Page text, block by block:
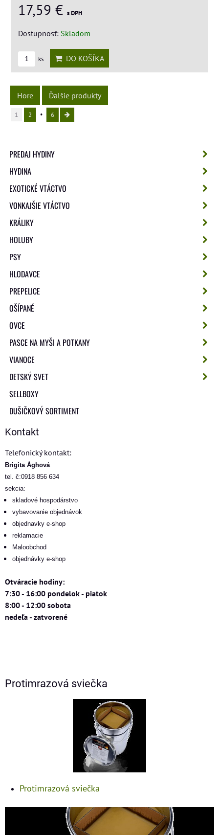
17,59 € s DPH
Dostupnosť: Skladom
ks DO KOŠÍKA
Hore Ďalšie produkty
1 2 6
PREDAJ HYDINY
HYDINA
EXOTICKÉ VTÁCTVO
VONKAJŠIE VTÁCTVO
KRÁLIKY
HOLUBY
PSY
HLODAVCE
PREPELICE
OŠÍPANÉ
OVCE
PASCE NA MYŠI A POTKANY
VIANOCE
DETSKÝ SVET
SELLBOXY
DUŠIČKOVÝ SORTIMENT
Kontakt
Telefonický kontakt:
Brigita Ághová
tel. č:0918 856 634
sekcia:
skladové hospodárstvo
vybavovanie objednávok
objednavky e-shop
reklamacie
Maloobchod
objednávky e-shop
Otváracie hodiny:
7:30 - 16:00 pondelok - piatok
8:00 - 12:00 sobota
nedeľa - zatvorené
Protimrazová sviečka
Protimrazová sviečka